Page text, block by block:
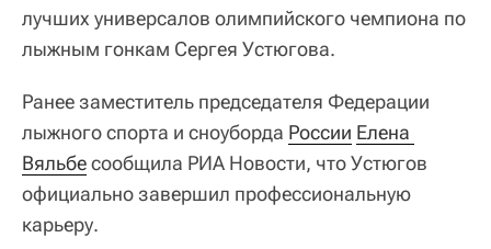
лучших универсалов олимпийского чемпиона по
лыжным гонкам Сергея Устюгова.
Ранее заместитель председателя Федерации
лыжного спорта и сноуборда России Елена
Вяльбесообщила РИА Новости, что Устюгов
официально завершил профессиональную
карьеру.